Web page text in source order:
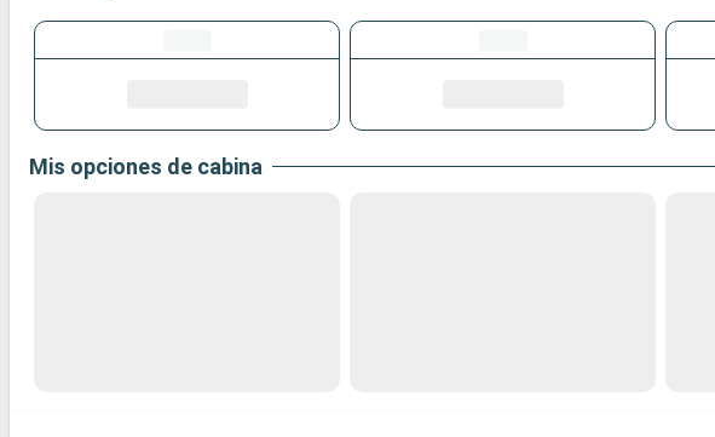
Mis opciones de cabina